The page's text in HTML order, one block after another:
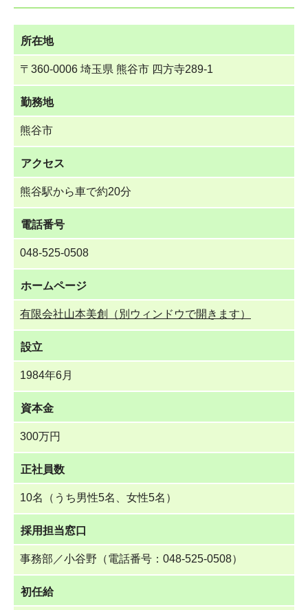
所在地
〒360-0006 埼玉県 熊谷市 四方寺289-1
勤務地
熊谷市
アクセス
熊谷駅から車で約20分
電話番号
048-525-0508
ホームページ
有限会社山本美創（別ウィンドウで開きます）
設立
1984年6月
資本金
300万円
正社員数
10名（うち男性5名、女性5名）
採用担当窓口
事務部／小谷野（電話番号：048-525-0508）
初任給